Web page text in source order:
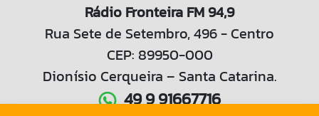
Rádio Fronteira FM 94,9
Rua Sete de Setembro, 496 - Centro
CEP: 89950-000
Dionísio Cerqueira – Santa Catarina.
49 9 91667716